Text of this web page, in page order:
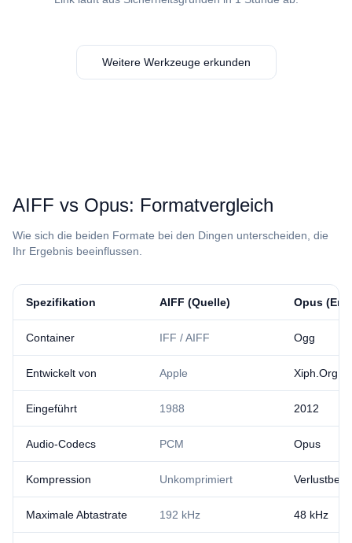
Weitere Werkzeuge erkunden
⁦AIFF⁩ vs ⁦Opus⁩: Formatvergleich
Wie sich die beiden Formate bei den Dingen unterscheiden, die
Ihr Ergebnis beeinflussen.
Spezifikation ⁦AIFF⁩ (Quelle) ⁦Opus⁩
Container IFF / AIFF Ogg
Entwickelt von Apple Xiph.Org /
Eingeführt 1988 2012
Audio-Codecs PCM Opus
Kompression Unkomprimiert
Maximale Abtastrate 192 kHz 48 kHz